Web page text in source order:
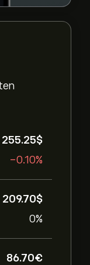
255.25‎$‎
-0.10%
209.70‎$‎
0%
86.70‎€‎